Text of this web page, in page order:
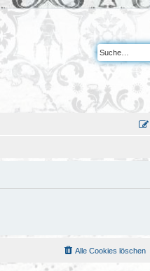
Alle Cookies löschen